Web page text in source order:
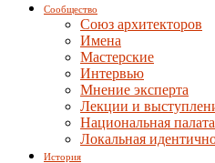
Сообщество
Союз архитекторов
Имена
Мастерские
Интервью
Мнение эксперта
Лекции и
Национальная
Локальная
История